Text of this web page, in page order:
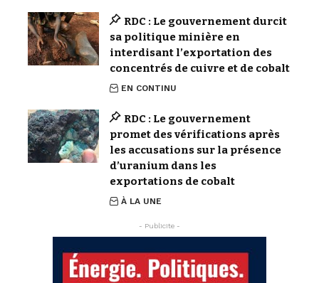
RDC : Le gouvernement durcit
sa politique minière en
interdisant l’exportation des
concentrés de cuivre et de cobalt
EN CONTINU
RDC : Le gouvernement
promet des vérifications après
les accusations sur la présence
d’uranium dans les
exportations de cobalt
À LA UNE
- Publicite -